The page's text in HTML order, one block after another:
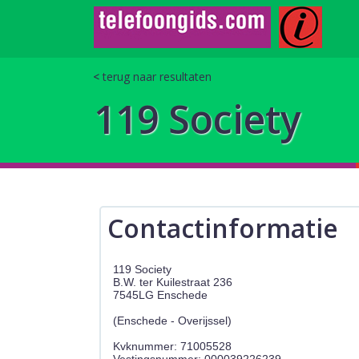
terug naar resultaten
119 Society
Contactinformatie
119 Society
B.W. ter Kuilestraat 236
7545LG Enschede
(Enschede - Overijssel)
Kvknummer: 71005528